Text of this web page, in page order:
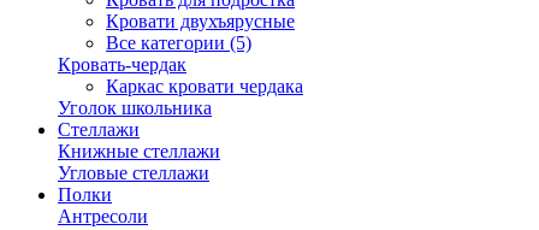
Кровати двухъярусные
Все категории (5)
Кровать-чердак
Каркас кровати чердака
Уголок школьника
Стеллажи
Книжные стеллажи
Угловые стеллажи
Полки
Антресоли